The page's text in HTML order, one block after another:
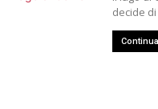
decide